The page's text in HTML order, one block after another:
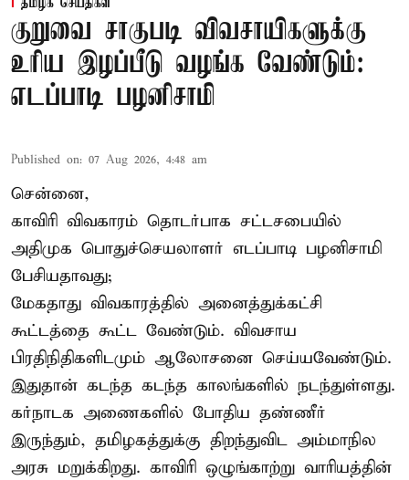
தமிழக செய்திகள்
குறுவை சாகுபடி விவசாயிகளுக்கு
உரிய இழப்பீடு வழங்க வேண்டும்:
எடப்பாடி பழனிசாமி
Published on: 07 Aug 2026, 4:48 am
சென்னை,
காவிரி விவகாரம் தொடர்பாக சட்டசபையில்
அதிமுக பொதுச்செயலாளர் எடப்பாடி பழனிசாமி
பேசியதாவது;
மேகதாது விவகாரத்தில் அனைத்துக்கட்சி
கூட்டத்தை கூட்ட வேண்டும். விவசாய
பிரதிநிதிகளிடமும் ஆலோசனை செய்யவேண்டும்.
இதுதான் கடந்த கடந்த காலங்களில் நடந்துள்ளது.
கர்நாடக அணைகளில் போதிய தண்ணீர்
இருந்தும், தமிழகத்துக்கு திறந்துவிட அம்மாநில
அரசு மறுக்கிறது. காவிரி ஒழுங்காற்று வாரியத்தின்